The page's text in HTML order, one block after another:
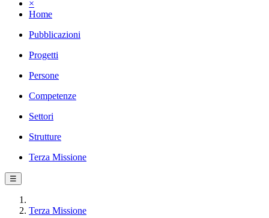
×
Home
Pubblicazioni
Progetti
Persone
Competenze
Settori
Strutture
Terza Missione
☰
Terza Missione